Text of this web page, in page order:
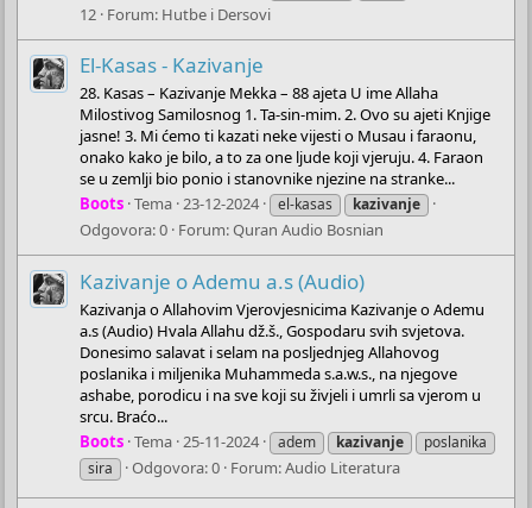
12 Forum: Hutbe i Dersovi
El-Kasas - Kazivanje
28. Kasas – Kazivanje Mekka – 88 ajeta U ime Allaha
Milostivog Samilosnog 1. Ta-sin-mim. 2. Ovo su ajeti Knjige
jasne! 3. Mi ćemo ti kazati neke vijesti o Musau i faraonu,
onako kako je bilo, a to za one ljude koji vjeruju. 4. Faraon
se u zemlji bio ponio i stanovnike njezine na stranke...
Boots Tema 23-12-2024 el-kasas kazivanje
Odgovora: 0 Forum:Quran Audio Bosnian
Kazivanje o Ademu a.s (Audio)
Kazivanja o Allahovim Vjerovjesnicima Kazivanje o Ademu
a.s (Audio) Hvala Allahu dž.š., Gospodaru svih svjetova.
Donesimo salavat i selam na posljednjeg Allahovog
poslanika i miljenika Muhammeda s.a.w.s., na njegove
ashabe, porodicu i na sve koji su živjeli i umrli sa vjerom u
srcu. Braćo...
Boots Tema 25-11-2024 adem kazivanje
poslanika
sira
Odgovora: 0 Forum:Audio Literatura